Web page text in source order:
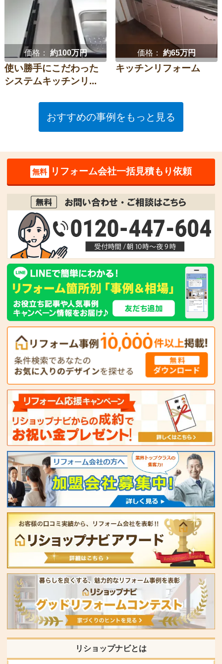
価格： 約100万円
使い勝手にこだわった
システムキッチンリ...
価格： 約65万円
キッチンリフォーム
おすすめの事例をもっと見る
無料 リフォーム会社一括見積もり依頼
リショップナビとは